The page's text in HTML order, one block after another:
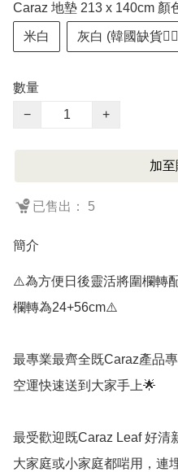
Caraz 地墊 213 x 140cm 顏
米白 灰白 (韓國缺貨
數量
−
+
加
已售出： 5
簡介
⚠️為方便日後靈活將圍欄轉
欄轉為24+56cm⚠️
最專業最齊全既Caraz產品
空運快速送到大家手上🌟
最受歡迎既Caraz Leaf 好清
大家庭或小家庭都啱用，連